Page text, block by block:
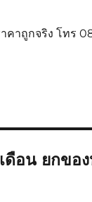
คาถูกจริง โทร
ดือน ยกขอ